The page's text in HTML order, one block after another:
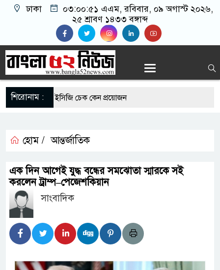
ঢাকা ০৩:০০:৫১ এএম, রবিবার, ০৯ অগাস্ট ২০২৬,
২৫ শ্রাবণ ১৪৩৩ বঙ্গাব্দ
শিরোনাম :
নিয়মিত ইসিজি চেক কেন প্রয়োজন
আহ্বান
মিলল মাইক্রোপ্লাস্টিক, বেশি কই মাছে
বাড়ীর মোঃ আঃ খালেকের ইন্তেকাল
ব্যবসায়িক অগ্রযাত্রায় নতুন অধ্যায়
স্থিতিশীল সরকার,প্রবাসীদের বিনিয়োগের এখনই
হোম / আন্তর্জাতিক
এক দিন আগেই যুদ্ধ বন্ধের সমঝোতা স্মারকে সই
করলেন ট্রাম্প–পেজেশকিয়ান
সাংবাদিক